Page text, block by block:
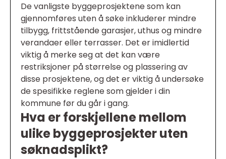
De vanligste byggeprosjektene som kan
gjennomføres uten å søke inkluderer mindre
tilbygg, frittstående garasjer, uthus og mindre
verandaer eller terrasser. Det er imidlertid
viktig å merke seg at det kan være
restriksjoner på størrelse og plassering av
disse prosjektene, og det er viktig å undersøke
de spesifikke reglene som gjelder i din
kommune før du går i gang.
Hva er forskjellene mellom
ulike byggeprosjekter uten
søknadsplikt?